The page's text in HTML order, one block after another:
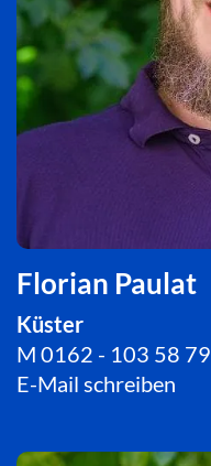
Florian Paulat
Küster
M 0162 - 103 58 79
E-Mail schreiben